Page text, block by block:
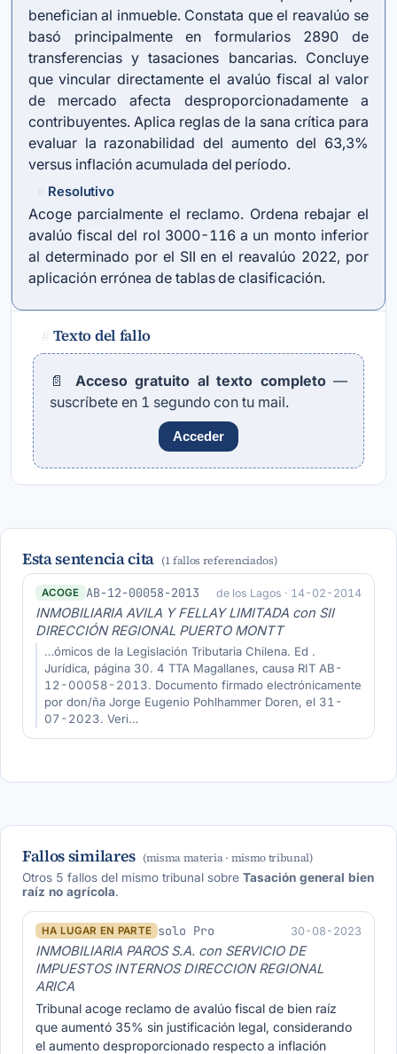
benefician al inmueble. Constata que el reavalúo se
basó principalmente en formularios 2890 de
transferencias y tasaciones bancarias. Concluye
que vincular directamente el avalúo fiscal al valor
de mercado afecta desproporcionadamente a
contribuyentes. Aplica reglas de la sana crítica para
evaluar la razonabilidad del aumento del 63,3%
versus inflación acumulada del período.
Resolutivo
Acoge parcialmente el reclamo. Ordena rebajar el
avalúo fiscal del rol 3000-116 a un monto inferior
al determinado por el SII en el reavalúo 2022, por
aplicación errónea de tablas de clasificación.
# Texto del fallo
📄 Acceso gratuito al texto completo—
suscríbete en 1 segundo con tu mail.
Acceder
Esta sentencia cita (1 fallos referenciados)
ACOGE AB-12-00058-2013 de los Lagos · 14-02-2014
INMOBILIARIA AVILA Y FELLAY LIMITADA con SII
DIRECCIÓN REGIONAL PUERTO MONTT
…ómicos de la Legislación Tributaria Chilena. Ed .
Jurídica, página 30. 4 TTA Magallanes, causa RIT AB-
12-00058-2013. Documento firmado electrónicamente
por don/ña Jorge Eugenio Pohlhammer Doren, el 31-
07-2023. Veri…
Fallos similares (misma materia · mismo tribunal)
Otros 5 fallos del mismo tribunal sobre Tasación general bien
raíz no agrícola.
HA LUGAR EN PARTE solo Pro 30-08-2023
INMOBILIARIA PAROS S.A. con SERVICIO DE
IMPUESTOS INTERNOS DIRECCION REGIONAL
ARICA
Tribunal acoge reclamo de avalúo fiscal de bien raíz
que aumentó 35% sin justificación legal, considerando
el aumento desproporcionado respecto a inflación